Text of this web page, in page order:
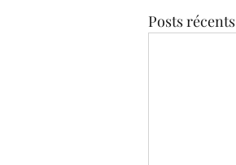
Posts récents